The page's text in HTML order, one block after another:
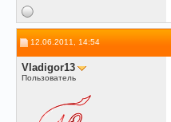
12.06.2011, 14:54
Vladigor13
Пользователь